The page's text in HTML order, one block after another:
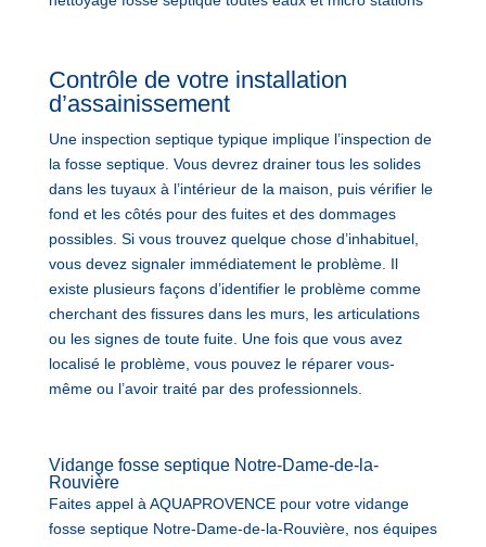
Contrôle de votre installation
d’assainissement
Une inspection septique typique implique l’inspection de
la fosse septique. Vous devrez drainer tous les solides
dans les tuyaux à l’intérieur de la maison, puis vérifier le
fond et les côtés pour des fuites et des dommages
possibles. Si vous trouvez quelque chose d’inhabituel,
vous devez signaler immédiatement le problème. Il
existe plusieurs façons d’identifier le problème comme
cherchant des fissures dans les murs, les articulations
ou les signes de toute fuite. Une fois que vous avez
localisé le problème, vous pouvez le réparer vous-
même ou l’avoir traité par des professionnels.
Vidange fosse septique Notre-Dame-de-la-
Rouvière
Faites appel à AQUAPROVENCE pour votre vidange
fosse septique Notre-Dame-de-la-Rouvière, nos équipes